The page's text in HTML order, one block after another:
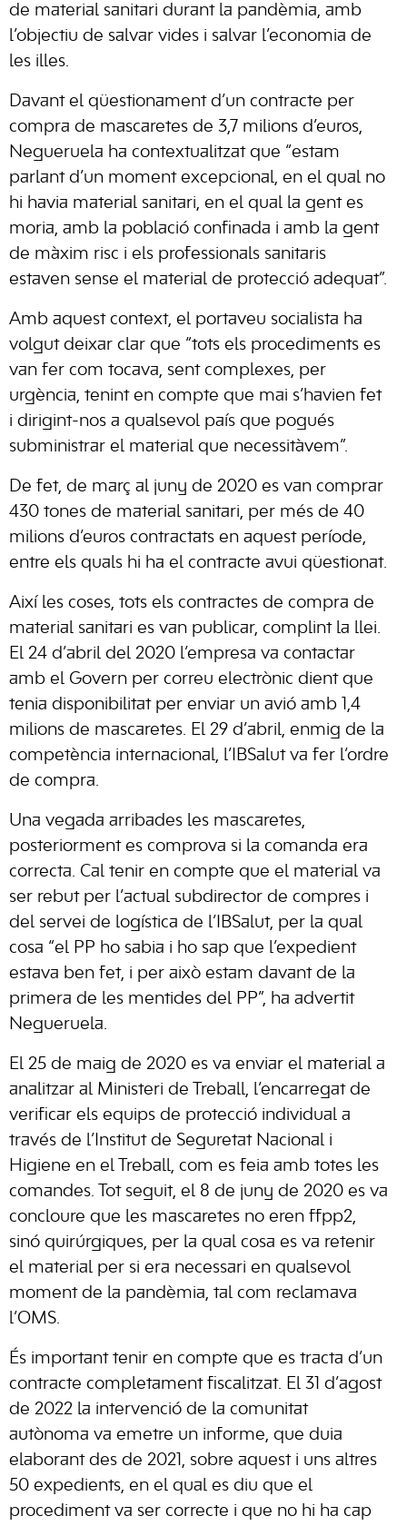
de material sanitari durant la pandèmia, amb
l’objectiu de salvar vides i salvar l’economia de
les illes.
Davant el qüestionament d’un contracte per
compra de mascaretes de 3,7 milions d’euros,
Negueruela ha contextualitzat que “estam
parlant d’un moment excepcional, en el qual no
hi havia material sanitari, en el qual la gent es
moria, amb la població confinada i amb la gent
de màxim risc i els professionals sanitaris
estaven sense el material de protecció adequat”.
Amb aquest context, el portaveu socialista ha
volgut deixar clar que “tots els procediments es
van fer com tocava, sent complexes, per
urgència, tenint en compte que mai s’havien fet
i dirigint-nos a qualsevol país que pogués
subministrar el material que necessitàvem”.
De fet, de març al juny de 2020 es van comprar
430 tones de material sanitari, per més de 40
milions d’euros contractats en aquest període,
entre els quals hi ha el contracte avui qüestionat.
Així les coses, tots els contractes de compra de
material sanitari es van publicar, complint la llei.
El 24 d’abril del 2020 l’empresa va contactar
amb el Govern per correu electrònic dient que
tenia disponibilitat per enviar un avió amb 1,4
milions de mascaretes. El 29 d’abril, enmig de la
competència internacional, l’IBSalut va fer l’ordre
de compra.
Una vegada arribades les mascaretes,
posteriorment es comprova si la comanda era
correcta. Cal tenir en compte que el material va
ser rebut per l’actual subdirector de compres i
del servei de logística de l’IBSalut, per la qual
cosa “el PP ho sabia i ho sap que l’expedient
estava ben fet, i per això estam davant de la
primera de les mentides del PP”, ha advertit
Negueruela.
El 25 de maig de 2020 es va enviar el material a
analitzar al Ministeri de Treball, l’encarregat de
verificar els equips de protecció individual a
través de l’Institut de Seguretat Nacional i
Higiene en el Treball, com es feia amb totes les
comandes. Tot seguit, el 8 de juny de 2020 es va
concloure que les mascaretes no eren ffpp2,
sinó quirúrgiques, per la qual cosa es va retenir
el material per si era necessari en qualsevol
moment de la pandèmia, tal com reclamava
l’OMS.
És important tenir en compte que es tracta d’un
contracte completament fiscalitzat. El 31 d’agost
de 2022 la intervenció de la comunitat
autònoma va emetre un informe, que duia
elaborant des de 2021, sobre aquest i uns altres
50 expedients, en el qual es diu que el
procediment va ser correcte i que no hi ha cap